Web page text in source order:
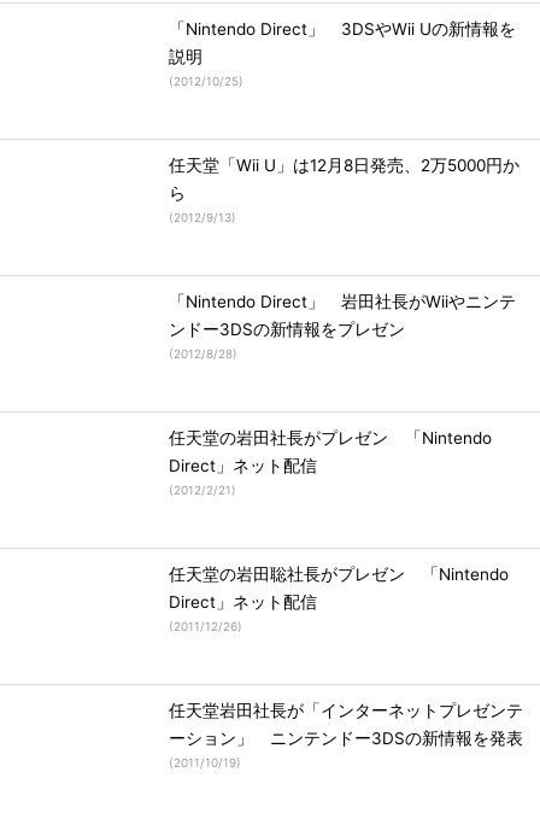
「Nintendo Direct」 3DSやWii Uの新情報を
説明
(2012/10/25)
任天堂「Wii U」は12月8日発売、2万5000円か
ら
(2012/9/13)
「Nintendo Direct」 岩田社長がWiiやニンテ
ンドー3DSの新情報をプレゼン
(2012/8/28)
任天堂の岩田社長がプレゼン 「Nintendo
Direct」ネット配信
(2012/2/21)
任天堂の岩田聡社長がプレゼン 「Nintendo
Direct」ネット配信
(2011/12/26)
任天堂岩田社長が「インターネットプレゼンテ
ーション」 ニンテンドー3DSの新情報を発表
(2011/10/19)